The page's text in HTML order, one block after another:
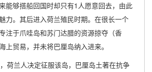
能够搭船回国时却只有1人愿意回去，由此
力。其后进入荷兰殖民时期。在很长一个
注于爪哇岛和苏门达腊的资源掠夺（香
上贸易，并未将巴厘岛纳入进来。
荷兰人决定征服该岛，巴厘岛土著在抗争